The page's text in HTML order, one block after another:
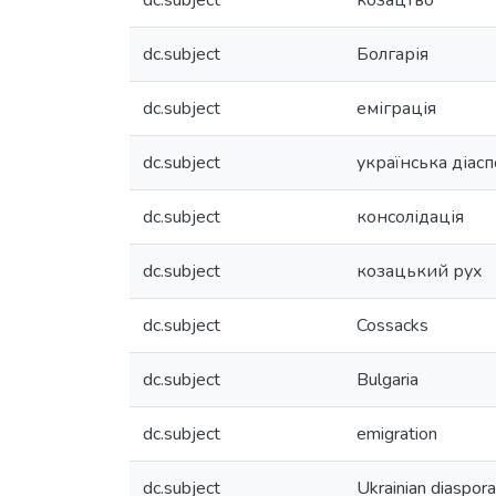
dc.subject Болгарія
dc.subject еміграція
dc.subject українська
dc.subject консолідація
dc.subject козацький рух
dc.subject Cossacks
dc.subject Bulgaria
dc.subject emigration
dc.subject Ukrainian diaspora